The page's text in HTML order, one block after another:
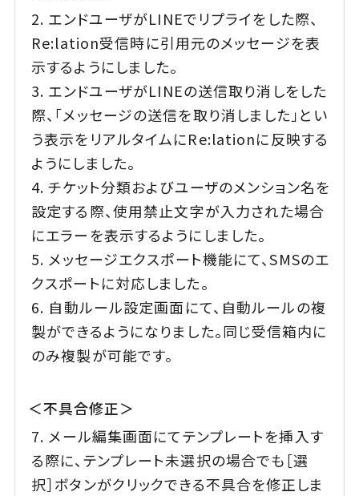
エンドユーザがLINEでリプライをした際、
Re:lation受信時に引用元のメッセージを表
示するようにしました。
エンドユーザがLINEの送信取り消しをした
際、「メッセージの送信を取り消しました」とい
う表示をリアルタイムにRe:lationに反映する
ようにしました。
チケット分類およびユーザのメンション名を
設定する際、使用禁止文字が入力された場合
にエラーを表示するようにしました。
メッセージエクスポート機能にて、SMSのエ
クスポートに対応しました。
自動ルール設定画面にて、自動ルールの複
製ができるようになりました。同じ受信箱内に
のみ複製が可能です。
＜不具合修正＞
メール編集画面にてテンプレートを挿入す
る際に、テンプレート未選択の場合でも［選
択］ボタンがクリックできる不具合を修正しま